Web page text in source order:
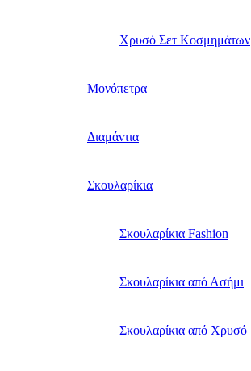
Χρυσό Σετ Κοσμημάτων
Μονόπετρα
Διαμάντια
Σκουλαρίκια
Σκουλαρίκια Fashion
Σκουλαρίκια από Ασήμι
Σκουλαρίκια από Χρυσό